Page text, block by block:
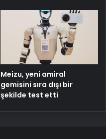
Meizu, yeni amiral
gemisini sıra dışı bir
şekilde test etti